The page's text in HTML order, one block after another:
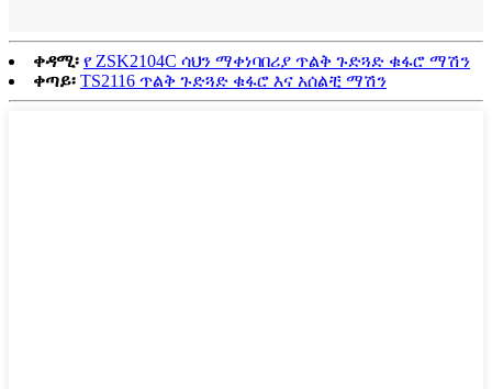
ቀዳሚ፡ የ ZSK2104C ሳህን ማቀነባበሪያ ጥልቅ ጉድጓድ ቁፋሮ ማሽን
ቀጣይ፡ TS2116 ጥልቅ ጉድጓድ ቁፋሮ እና አሰልቺ ማሽን